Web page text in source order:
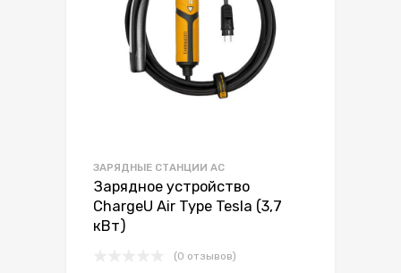
ЗАРЯДНЫЕ СТАНЦИИ AC
Зарядное устройство
ChargeU Air Type Tesla (3,7
кВт)
(0 отзывов)